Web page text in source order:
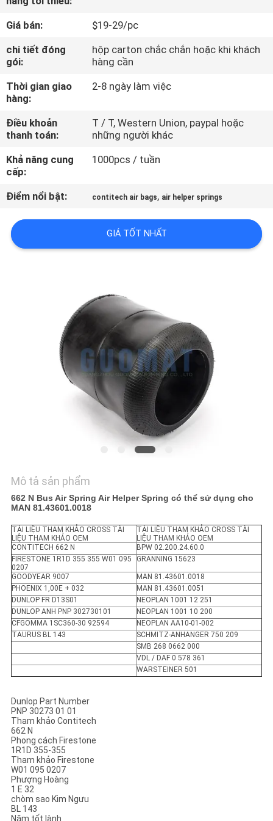
QUAN
NHÀ
MÁY
KIỂM
SOÁT
CHẤT
LƯỢNG
LIÊN
HỆ
CHÚNG
TÔI
PRIVACY
Giá bán:
$19-29/pc
chi tiết đóng
gói:
hộp carton chắc chắn hoặc khi khách
hàng cần
Thời gian giao
hàng:
2-8 ngày làm việc
Điều khoản
thanh toán:
T / T, Western Union, paypal hoặc
những người khác
Khả năng cung
cấp:
1000pcs / tuần
Điểm nổi bật: contitech air bags, air helper springs
GIÁ TỐT NHẤT
Mô tả sản phẩm
662 N Bus Air Spring Air Helper Spring có thể sử dụng cho
MAN 81.43601.0018
TÀI LIỆU THAM KHẢO CROSS TÀI
LIỆU THAM KHẢO OEM
TÀI LIỆU THAM KHẢO CROSS TÀI
LIỆU THAM KHẢO OEM
CONTITECH 662 N
BPW 02.200.24.60.0
FIRESTONE 1R1D 355 355 W01 095
0207
GRANNING 15623
GOODYEAR 9007
MAN 81.43601.0018
PHOENIX 1,00E + 032
MAN 81.43601.0051
DUNLOP FR D13S01
NEOPLAN 1001 12 251
DUNLOP ANH PNP 302730101
NEOPLAN 1001 10 200
CFGOMMA 1SC360-30 92594
NEOPLAN AA10-01-002
TAURUS BL 143
SCHMITZ-ANHANGER 750 209
SMB 268 0662 000
VDL / DAF 0 578 361
WARSTEINER 501
Dunlop Part Number
PNP 30273 01 01
Tham khảo Contitech
662 N
Phong cách Firestone
1R1D 355-355
Tham khảo Firestone
W01 095 0207
Phượng Hoàng
1 E 32
chòm sao Kim Ngưu
BL 143
Năm tốt lành